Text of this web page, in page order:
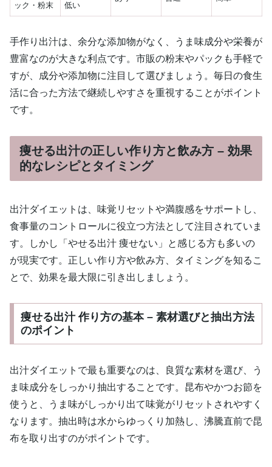
ック・粉末 低い
手作り出汁は、余分な添加物がなく、うま味成分や栄養が
豊富なのが大きな利点です。市販の粉末やパックも手軽で
すが、成分や添加物に注目して選びましょう。毎日の食生
活に合った方法で継続しやすさを重視することがポイント
です。
痩せる出汁の正しい作り方と飲み方 – 効果
的なレシピとタイミング
出汁ダイエットは、味覚リセットや満腹感をサポートし、
食事量のコントロールに役立つ方法として注目されていま
す。しかし「やせる出汁 痩せない」と感じる方も多いの
が現実です。正しい作り方や飲み方、タイミングを知るこ
とで、効果を最大限に引き出しましょう。
痩せる出汁 作り方の基本 – 素材選びと抽出方法
のポイント
出汁ダイエットで最も重要なのは、良質な素材を選び、う
ま味成分をしっかり抽出することです。昆布やかつお節を
使うと、うま味がしっかり出て味覚がリセットされやすく
なります。抽出時は水からゆっくり加熱し、沸騰直前で昆
布を取り出すのがポイントです。